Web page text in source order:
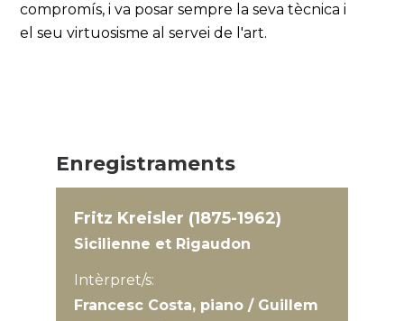
compromís, i va posar sempre la seva tècnica i
el seu virtuosisme al servei de l'art.
Enregistraments
Fritz Kreisler (1875-1962)
Sicilienne et Rigaudon
Intèrpret/s:
Francesc Costa, piano / Guillem